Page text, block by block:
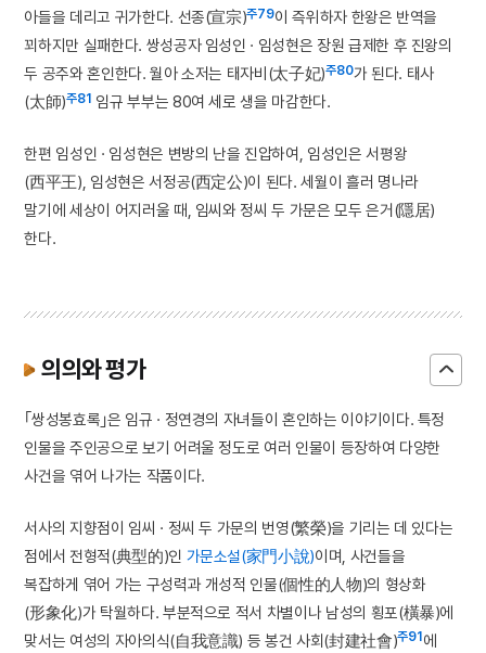
아들을 데리고 귀가한다. 선종(宣宗)주79이 즉위하자 한왕은 반역을
꾀하지만 실패한다. 쌍성공자 임성인 · 임성현은 장원 급제한 후 진왕의
두 공주와 혼인한다. 월아 소저는 태자비(太子妃)주80가 된다. 태사
(太師)주81 임규 부부는 80여 세로 생을 마감한다.
한편 임성인 · 임성현은 변방의 난을 진압하여, 임성인은 서평왕
(西平王), 임성현은 서정공(西定公)이 된다. 세월이 흘러 명나라
말기에 세상이 어지러울 때, 임씨와 정씨 두 가문은 모두 은거(隱居)
한다.
의의와 평가
｢쌍성봉효록｣은 임규 · 정연경의 자녀들이 혼인하는 이야기이다. 특정
인물을 주인공으로 보기 어려울 정도로 여러 인물이 등장하여 다양한
사건을 엮어 나가는 작품이다.
서사의 지향점이 임씨 · 정씨 두 가문의 번영(繁榮)을 기리는 데 있다는
점에서 전형적(典型的)인 가문소설(家門小說)이며, 사건들을
복잡하게 엮어 가는 구성력과 개성적 인물(個性的人物)의 형상화
(形象化)가 탁월하다. 부분적으로 적서 차별이나 남성의 횡포(橫暴)에
맞서는 여성의 자아의식(自我意識) 등 봉건 사회(封建社會)주91 에